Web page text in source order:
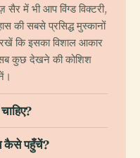
में भी आप विंग्ड विक्टरी,
की सबसे प्रसिद्ध मुस्कानों
कि इसका विशाल आकार
कुछ देखने की कोशिश
कैसे पहुँचें?